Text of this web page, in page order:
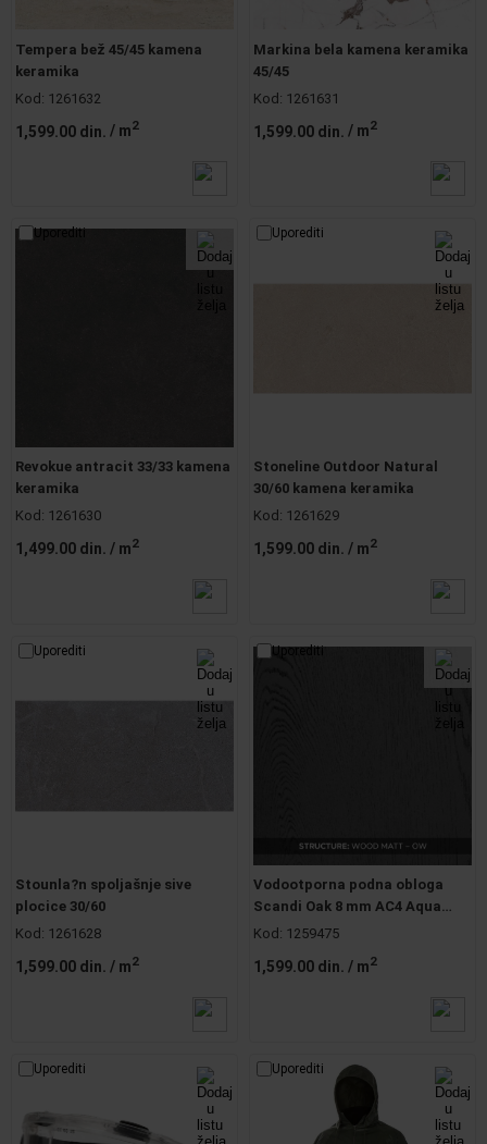
Tempera bež 45/45 kamena
keramika
Kod: 1261632
1,599.00 din. / m2
Markina bela kamena keramika
45/45
Kod: 1261631
1,599.00 din. / m2
Uporediti
Revokue antracit 33/33 kamena
keramika
Kod: 1261630
1,499.00 din. / m2
Uporediti
Stoneline Outdoor Natural
30/60 kamena keramika
Kod: 1261629
1,599.00 din. / m2
Uporediti
Stounla?n spoljašnje sive
plocice 30/60
Kod: 1261628
1,599.00 din. / m2
Uporediti
Vodootporna podna obloga
Scandi Oak 8 mm AC4 Aqua
Parquet Mercado 6201
Kod: 1259475
1,599.00 din. / m2
Uporediti Uporediti